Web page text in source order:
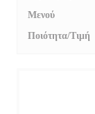
Μενού
Ποιότητα/Τιμή